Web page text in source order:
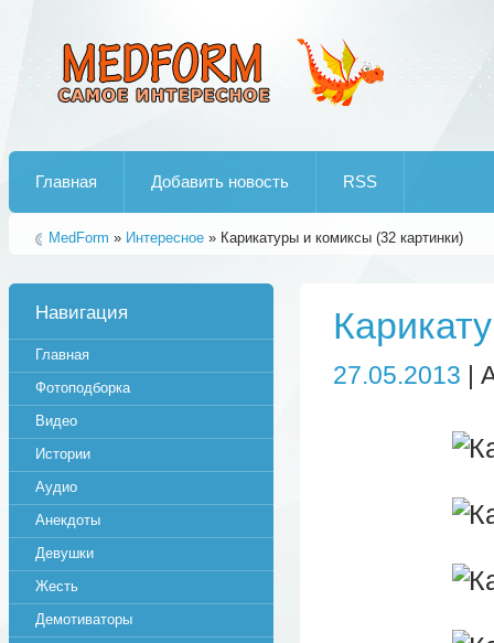
Главная Добавить новость RSS
MedForm » Интересное » Карикатуры и комиксы (32 картинки)
27.05.2013 |
Навигация
Главная
Фотоподборка
Видео
Истории
Аудио
Анекдоты
Девушки
Жесть
Демотиваторы